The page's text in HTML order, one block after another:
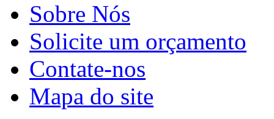
Sobre Nós
Solicite um orçamento
Contate-nos
Mapa do site